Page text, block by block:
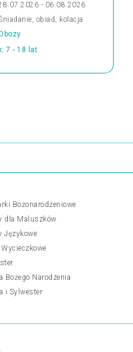
- 06.08.2026
obiad, kolacja
7 - 18 lat
Bożonarodzeniowe
dla Maluszków
Językowe
Bożego Narodzenia
i Sylwester